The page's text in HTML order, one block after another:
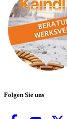
Folgen Sie uns